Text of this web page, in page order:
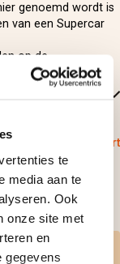
te
media aan te
Ook
onze site met
en
gegevens
genoemd wordt is
van een Supercar
op de
Bekijk op kaart